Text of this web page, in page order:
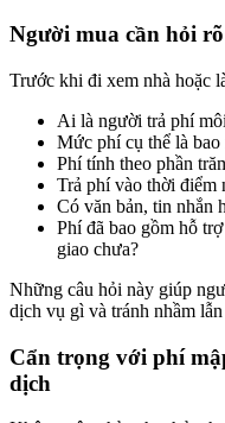
Người mua cần hỏi
Trước khi đi xem nhà hoặc
Ai là người trả phí
Mức phí cụ thể là bao
Phí tính theo phần
Trả phí vào thời điểm
Có văn bản, tin nhắn
Phí đã bao gồm hỗ
giao chưa?
Những câu hỏi này giúp
dịch vụ gì và tránh nhầm lẫn
Cẩn trọng với phí
dịch